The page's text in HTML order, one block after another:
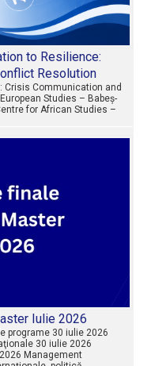
to Resilience:
Resolution
Crisis Communication and
Studies – Babeș-
for African Studies –
Iulie 2026
programe 30 iulie 2026
30 iulie 2026
Management